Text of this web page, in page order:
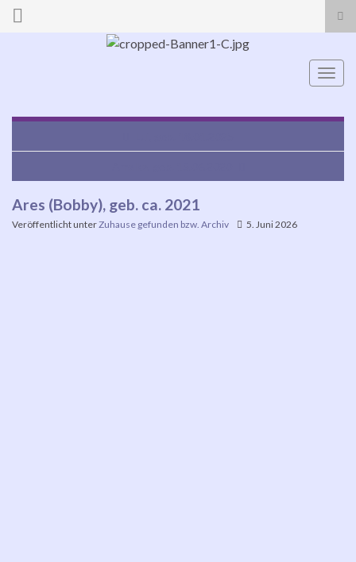
Search for:
Ares (Bobby), geb. ca. 2021
Veröffentlicht unterZuhause gefunden bzw. Archiv 5. Juni 2026